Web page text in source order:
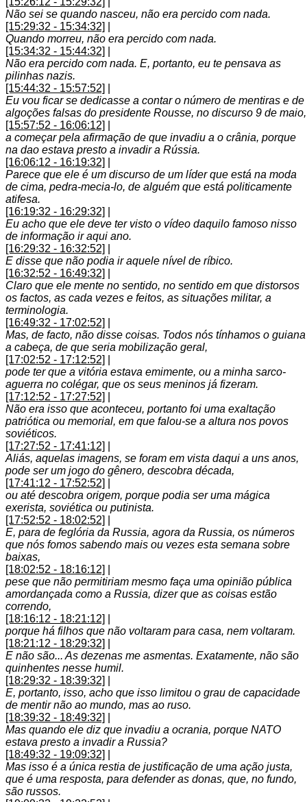
Não sei se quando nasceu, não era percido com nada.
[15:29:32 - 15:34:32]
Quando morreu, não era percido com nada.
[15:34:32 - 15:44:32]
Não era percido com nada. E, portanto, eu te pensava as
pilinhas nazis.
[15:44:32 - 15:57:52]
Eu vou ficar se dedicasse a contar o número de mentiras e de
algoções falsas do presidente Rousse, no discurso 9 de maio,
[15:57:52 - 16:06:12]
a começar pela afirmação de que invadiu a o crânia, porque
na dao estava presto a invadir a Rússia.
[16:06:12 - 16:19:32]
Parece que ele é um discurso de um líder que está na moda
de cima, pedra-mecia-lo, de alguém que está politicamente
atifesa.
[16:19:32 - 16:29:32]
Eu acho que ele deve ter visto o vídeo daquilo famoso nisso
de informação ir aqui ano.
[16:29:32 - 16:32:52]
E disse que não podia ir aquele nível de ríbico.
[16:32:52 - 16:49:32]
Claro que ele mente no sentido, no sentido em que distorsos
os factos, as cada vezes e feitos, as situações militar, a
terminologia.
[16:49:32 - 17:02:52]
Mas, de facto, não disse coisas. Todos nós tínhamos o guiana
a cabeça, de que seria mobilização geral,
[17:02:52 - 17:12:52]
pode ter que a vitória estava emimente, ou a minha sarco-
aguerra no colégar, que os seus meninos já fizeram.
[17:12:52 - 17:27:52]
Não era isso que aconteceu, portanto foi uma exaltação
patriótica ou memorial, em que falou-se a altura nos povos
soviéticos.
[17:27:52 - 17:41:12]
Aliás, aquelas imagens, se foram em vista daqui a uns anos,
pode ser um jogo do gênero, descobra década,
[17:41:12 - 17:52:52]
ou até descobra origem, porque podia ser uma mágica
exerista, soviética ou putinista.
[17:52:52 - 18:02:52]
E, para de feglória da Russia, agora da Russia, os números
que nós fomos sabendo mais ou vezes esta semana sobre
baixas,
[18:02:52 - 18:16:12]
pese que não permitiriam mesmo faça uma opinião pública
amordançada como a Russia, dizer que as coisas estão
correndo,
[18:16:12 - 18:21:12]
porque há filhos que não voltaram para casa, nem voltaram.
[18:21:12 - 18:29:32]
E não são... As dezenas me asmentas. Exatamente, não são
quinhentes nesse humil.
[18:29:32 - 18:39:32]
E, portanto, isso, acho que isso limitou o grau de capacidade
de mentir não ao mundo, mas ao ruso.
[18:39:32 - 18:49:32]
Mas quando ele diz que invadiu a ocrania, porque NATO
estava presto a invadir a Russia?
[18:49:32 - 19:09:32]
Mas isso é a única restia de justificação de uma ação justa,
que é uma resposta, para defender as donas, que, no fundo,
são russos.